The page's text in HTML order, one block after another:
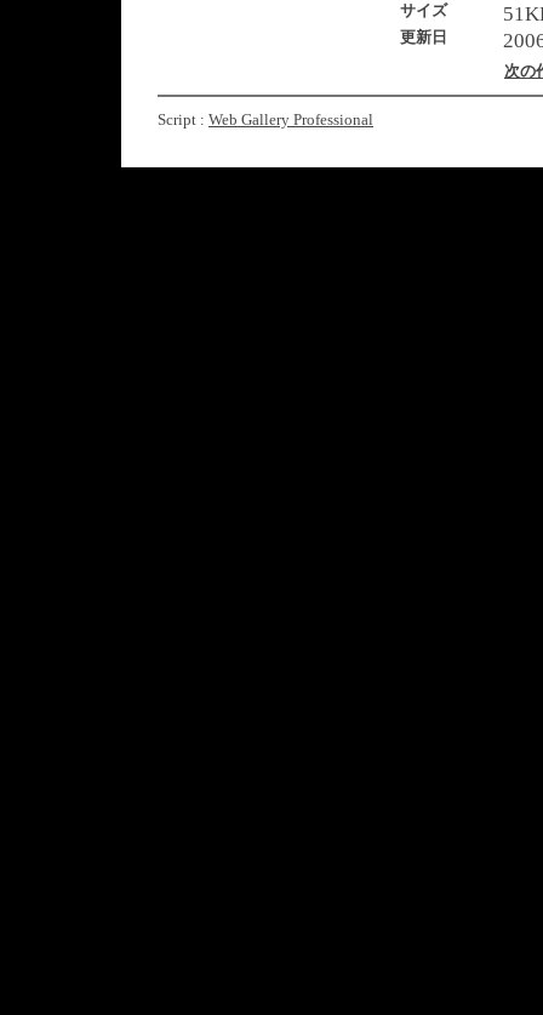
サイズ
更新日
次の
Script : Web Gallery Professional